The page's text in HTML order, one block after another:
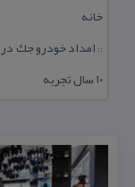
خانه
::
۱۰ سال تجربه